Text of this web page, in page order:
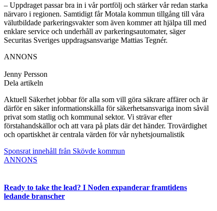
– Uppdraget passar bra in i vår portfölj och stärker vår redan starka
närvaro i regionen. Samtidigt får Motala kommun tillgång till våra
välutbildade parkeringsvakter som även kommer att hjälpa till med
enklare service och underhåll av parkeringsautomater, säger
Securitas Sveriges uppdragsansvarige Mattias Tegnér.
ANNONS
Jenny Persson
Dela artikeln
Aktuell Säkerhet jobbar för alla som vill göra säkrare affärer och är
därför en säker informationskälla för säkerhetsansvariga inom såväl
privat som statlig och kommunal sektor. Vi strävar efter
förstahandskällor och att vara på plats där det händer. Trovärdighet
och opartiskhet är centrala värden för vår nyhetsjournalistik
Sponsrat innehåll från Skövde kommun
ANNONS
Ready to take the lead? I Noden expanderar framtidens
ledande branscher